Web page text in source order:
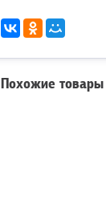
Похожие товары